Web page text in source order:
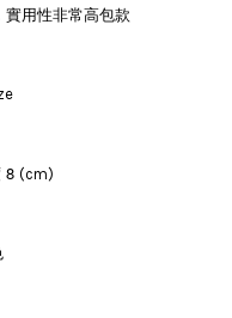
用性非常高包款
8 (cm)